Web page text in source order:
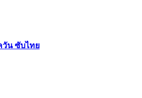
วัน ซับไทย